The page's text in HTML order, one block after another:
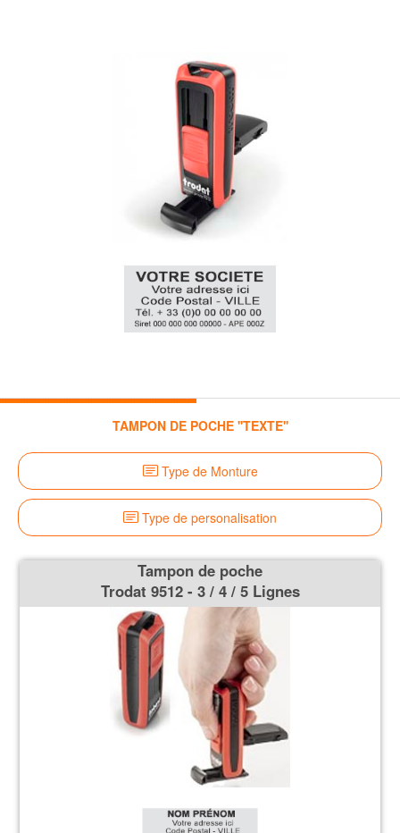
TAMPON DE POCHE ''TEXTE''
Type de Monture
Type de personalisation
Tampon de poche
Trodat 9512 - 3 / 4 / 5 Lignes